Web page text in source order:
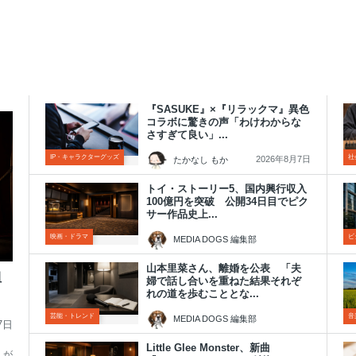
IP・キャラクターグッズ
『SASUKE』×『リラックマ』異色
コラボに驚きの声「わけわからな
さすぎて良い」...
たかなし もか 2026年8月7日 社
映画・ドラマ
トイ・ストーリー5、国内興行収入
100億円を突破 公開34日目でピク
サー作品史上...
MEDIA DOGS 編集部
2026年8月7日
ビ
芸能・トレンド
山本里菜さん、離婚を公表 「夫
婦で話し合いを重ねた結果それぞ
れの道を歩むこととな...
MEDIA DOGS 編集部
2026年8月7日
音
Little Glee Monster、新曲